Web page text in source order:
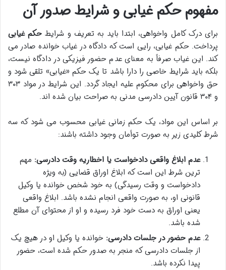
مفهوم حکم غیابی و شرایط صدور آن
برای درک کامل واخواهی، ابتدا باید به تعریف و شرایط حکم غیابی
پرداخت. حکم غیابی، رایی است که دادگاه در غیاب خوانده صادر می
کند. این غیاب صرفاً به معنای عدم حضور فیزیکی در دادگاه نیست،
بلکه باید شرایط خاصی را دارا باشد تا یک حکم «غیابی» تلقی شود و
حق واخواهی برای محکوم علیه ایجاد گردد. این شرایط در مواد ۳۰۳
و ۳۰۴ قانون آیین دادرسی مدنی به صراحت بیان شده اند.
بر اساس این مواد، یک حکم زمانی غیابی محسوب می شود که سه
شرط کلیدی زیر به صورت توأمان وجود داشته باشند:
عدم ابلاغ واقعی دادخواست یا اخطاریه وقت دادرسی: مهم
ترین شرط این است که ابلاغ اوراق قضایی (به ویژه
دادخواست و وقت رسیدگی) به خود شخص خوانده یا وکیل
قانونی او، به صورت واقعی انجام نشده باشد. ابلاغ واقعی
یعنی اوراق به دست خود فرد رسیده و او از محتوای آن مطلع
شده باشد.
عدم حضور در جلسات دادرسی: خوانده یا وکیل او در هیچ یک
از جلسات دادرسی که منجر به صدور حکم شده است، حضور
پیدا نکرده باشد.